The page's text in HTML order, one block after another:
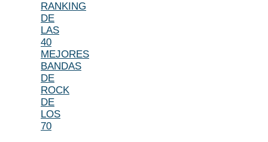
RANKING
DE
LAS
40
MEJORES
BANDAS
DE
ROCK
DE
LOS
70